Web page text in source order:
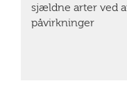
sjældne arter ved
påvirkninger